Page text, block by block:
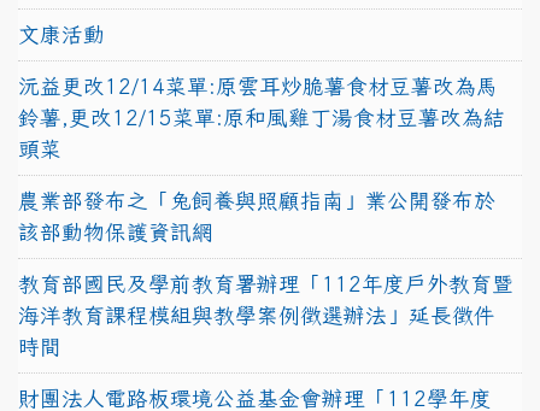
文康活動
沅益更改12/14菜單:原雲耳炒脆薯食材豆薯改為馬
鈴薯,更改12/15菜單:原和風雞丁湯食材豆薯改為結
頭菜
農業部發布之「兔飼養與照顧指南」業公開發布於
該部動物保護資訊網
教育部國民及學前教育署辦理「112年度戶外教育暨
海洋教育課程模組與教學案例徵選辦法」延長徵件
時間
財團法人電路板環境公益基金會辦理「112學年度